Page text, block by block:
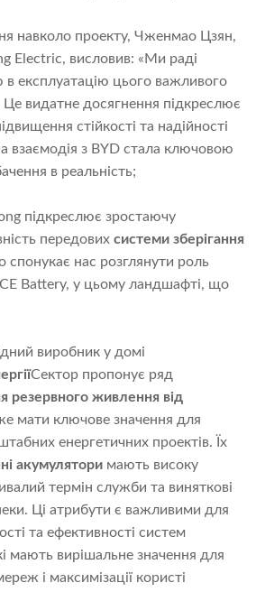
навколо проекту, Чженмао Цзян,
Electric, висловив: «Ми раді
експлуатацію цього важливого
видатне досягнення підкреслює
стійкості та надійності
взаємодія з BYD стала ключовою
в реальність;
підкреслює зростаючу
передових системи зберігання
нас розглянути роль
Battery, у цьому ландшафті, що
виробник у домі
Сектор пропонує ряд
резервного живлення від
мати ключове значення для
енергетичних проектів. Їх
акумулятори мають високу
термін служби та виняткові
Ці атрибути є важливими для
та ефективності систем
мають вирішальне значення для
і максимізації користі